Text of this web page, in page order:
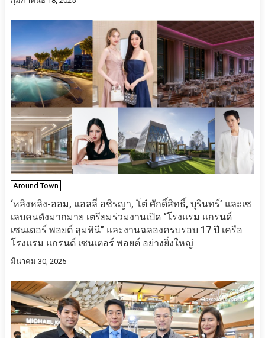
Around Town
‘หลิงหลิง-ออม, แอลลี่ อชิรญา, โต๋ ศักดิ์สิทธิ์, บุรินทร์’ และเซ
เลบคนดังมากมาย เตรียมร่วมงานเปิด “โรงแรม แกรนด์
เซนเตอร์ พอยต์ ลุมพินี” และงานฉลองครบรอบ 17 ปี เครือ
โรงแรม แกรนด์ เซนเตอร์ พอยต์ อย่างยิ่งใหญ่
มีนาคม 30, 2025